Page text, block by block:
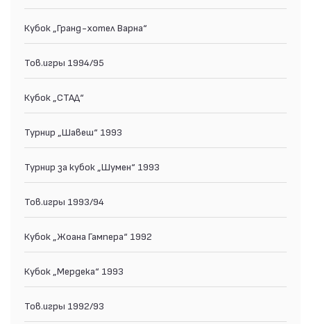
Кубок „Гранд-хотел Варна“
Тов.игры 1994/95
Кубок „СТАД“
Турнир „Шавеш“ 1993
Турнир за кубок „Шумен“ 1993
Тов.игры 1993/94
Кубок „Жоана Гампера“ 1992
Кубок „Мердека“ 1993
Тов.игры 1992/93